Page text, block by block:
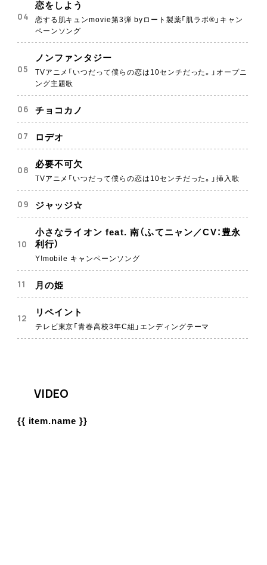
恋をしよう
恋する肌キュンmovie第3弾 byロート製薬「肌ラボ®」キャン
ペーンソング
ノンファンタジー
TVアニメ「いつだって僕らの恋は10センチだった。」オープニ
ング主題歌
チョコカノ
ロデオ
必要不可欠
TVアニメ「いつだって僕らの恋は10センチだった。」挿入歌
ジャッジ☆
小さなライオン feat. 南（ふてニャン／CV：豊永
利行）
Y!mobile キャンペーンソング
月の姫
リペイント
テレビ東京「青春高校3年C組」エンディングテーマ
VIDEO
{{ item.name }}